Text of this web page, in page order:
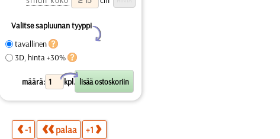
Valitse sapluunan tyyppi
Y
tavallinen
3D, hinta +30%
määrä: kpl.
X
-1 palaa +1